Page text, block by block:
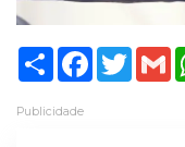
ShareFacebook
Publicidade